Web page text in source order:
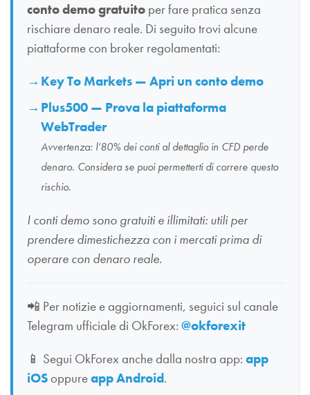
conto demo gratuito per fare pratica senza
rischiare denaro reale. Di seguito trovi alcune
piattaforme con broker regolamentati:
Key To Markets — Apri un conto demo
Plus500 — Prova la piattaforma
WebTrader
Avvertenza: l’80% dei conti al dettaglio in CFD perde
denaro. Considera se puoi permetterti di correre questo
rischio.
I conti demo sono gratuiti e illimitati: utili per
prendere dimestichezza con i mercati prima di
operare con denaro reale.
📲 Per notizie e aggiornamenti, seguici sul canale
Telegram ufficiale di OkForex: @okforexit
📱 Segui OkForex anche dalla nostra app: app
iOSoppureapp Android.